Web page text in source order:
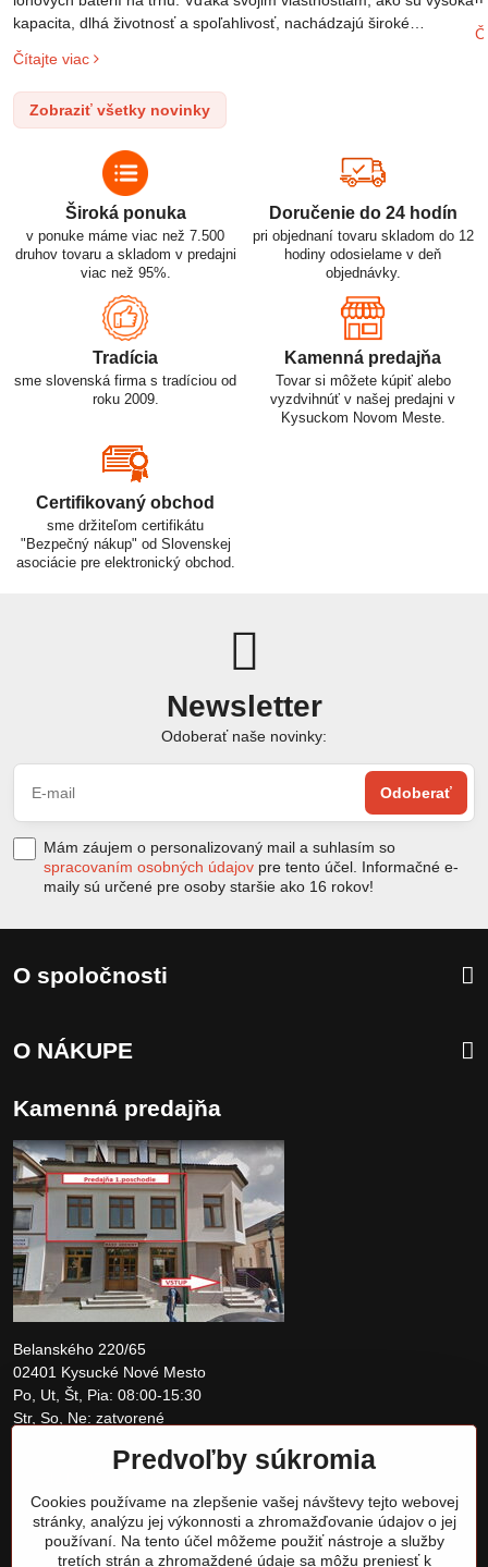
kapacita, dlhá životnosť a spoľahlivosť, nachádzajú široké
uplatnenie v rôznych oblastiach – od elektronických zariadení až
po elektrické vozidlá. Pochopenie ich delenia, označovania a
správneho používania je kľúčom k ich efektívnemu a bezpečnému
využitiu.
Čítajte viac
Zobraziť všetky novinky
Široká ponuka
v ponuke máme viac než 7.500
druhov tovaru a skladom v predajni
viac než 95%.
Doručenie do 24 hodín
pri objednaní tovaru skladom do 12
hodiny odosielame v deň
objednávky.
Tradícia
sme slovenská firma s tradíciou od
roku 2009.
Kamenná predajňa
Tovar si môžete kúpiť alebo
vyzdvihnúť v našej predajni v
Kysuckom Novom Meste.
Certifikovaný obchod
sme držiteľom certifikátu
"Bezpečný nákup" od Slovenskej
asociácie pre elektronický obchod.
Newsletter
Odoberať naše novinky:
Odoberať
Mám záujem o personalizovaný mail a suhlasím so
spracovaním osobných údajov pre tento účel. Informačné e-
maily sú určené pre osoby staršie ako 16 rokov!
O spoločnosti
O NÁKUPE
Kamenná predajňa
Belanského 220/65
02401 Kysucké Nové Mesto
Po, Ut, Št, Pia: 08:00-15:30
Str, So, Ne: zatvorené
obchod@tomshardware.sk
Predvoľby súkromia
Cookies používame na zlepšenie vašej návštevy tejto webovej
stránky, analýzu jej výkonnosti a zhromažďovanie údajov o jej
používaní. Na tento účel môžeme použiť nástroje a služby
tretích strán a zhromaždené údaje sa môžu preniesť k